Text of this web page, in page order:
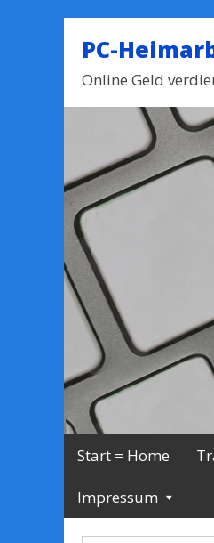
PC-
Online Geld
Start = Home
Impressum